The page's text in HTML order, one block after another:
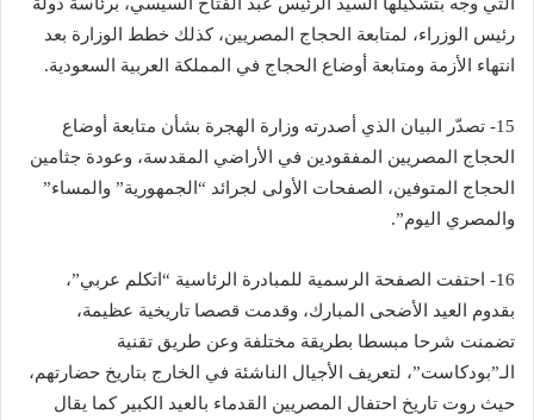
رئيس الوزراء، لمتابعة الحجاج المصريين، كذلك خطط الوزارة بعد
انتهاء الأزمة ومتابعة أوضاع الحجاج في المملكة العربية السعودية.
15- تصدّر البيان الذي أصدرته وزارة الهجرة بشأن متابعة أوضاع
الحجاج المصريين المفقودين في الأراضي المقدسة، وعودة جثامين
الحجاج المتوفين، الصفحات الأولى لجرائد “الجمهورية” والمساء”
والمصري اليوم”.
16- احتفت الصفحة الرسمية للمبادرة الرئاسية “اتكلم عربي”،
بقدوم العيد الأضحى المبارك، وقدمت قصصا تاريخية عظيمة،
تضمنت شرحا مبسطا بطريقة مختلفة وعن طريق تقنية
الـ”بودكاست”، لتعريف الأجيال الناشئة في الخارج بتاريخ حضارتهم،
حيث روت تاريخ احتفال المصريين القدماء بالعيد الكبير كما يقال